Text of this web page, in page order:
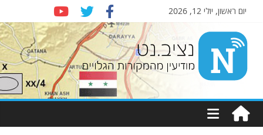
יום ראשון, יולי 12, 2026
Nziv.net
מודיעין
מהמקורות